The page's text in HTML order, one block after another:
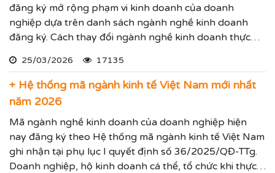
đăng ký mở rộng phạm vi kinh doanh của doanh
nghiệp dựa trên danh sách ngành nghề kinh doanh
đăng ký. Cách thay đổi ngành nghề kinh doanh thực
25/03/2026 17135
+ Hệ thống mã ngành kinh tế Việt Nam mới nhất
năm 2026
Mã ngành nghề kinh doanh của doanh nghiệp hiện
nay đăng ký theo Hệ thống mã ngành kinh tế Việt Nam
ghi nhận tại phụ lục I quyết định số 36/2025/QĐ-TTg.
Doanh nghiệp, hộ kinh doanh cá thể, tổ chức khi thực